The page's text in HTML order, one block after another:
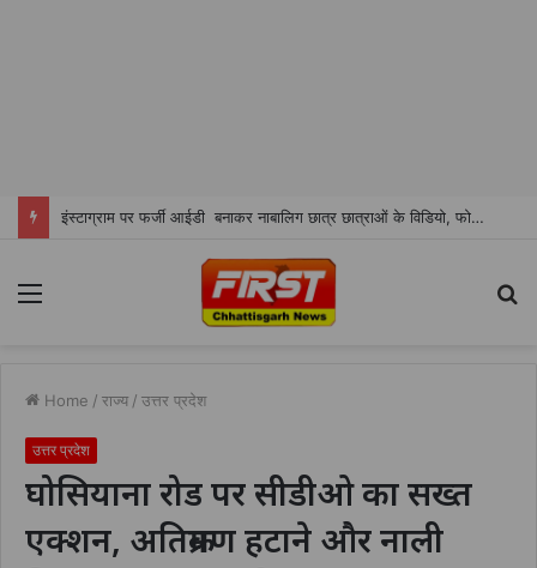
इंस्टाग्राम पर फर्जी आईडी बनाकर नाबालिग छात्र छात्राओं के विडियो, फोटो शेयर करने वाला शातिर सोनू ओमरे चढा पुलिस के हत्थे
Menu
Home / राज्य / उत्तर प्रदेश
उत्तर प्रदेश
घोसियाना रोड पर सीडीओ का सख्त
एक्शन, अतिक्रमण हटाने और नाली